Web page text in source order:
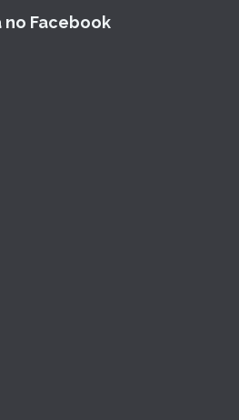
no Facebook